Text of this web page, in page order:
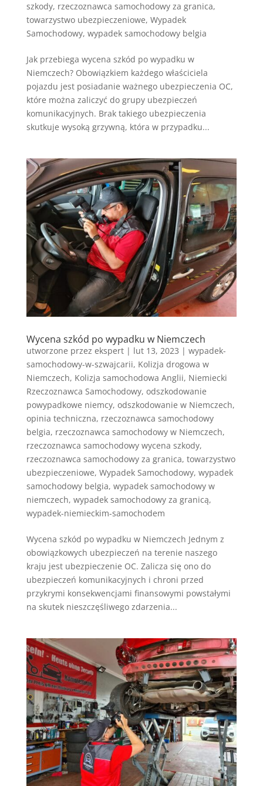
szkody, rzeczoznawca samochodowy za granica,
towarzystwo ubezpieczeniowe, Wypadek
Samochodowy, wypadek samochodowy belgia
Jak przebiega wycena szkód po wypadku w
Niemczech? Obowiązkiem każdego właściciela
pojazdu jest posiadanie ważnego ubezpieczenia OC,
które można zaliczyć do grupy ubezpieczeń
komunikacyjnych. Brak takiego ubezpieczenia
skutkuje wysoką grzywną, która w przypadku...
Wycena szkód po wypadku w Niemczech
utworzone przez ekspert| lut 13, 2023 | wypadek-
samochodowy-w-szwajcarii, Kolizja drogowa w
Niemczech, Kolizja samochodowa Anglii, Niemiecki
Rzeczoznawca Samochodowy, odszkodowanie
powypadkowe niemcy, odszkodowanie w Niemczech,
opinia techniczna, rzeczoznawca samochodowy
belgia, rzeczoznawca samochodowy w Niemczech,
rzeczoznawca samochodowy wycena szkody,
rzeczoznawca samochodowy za granica, towarzystwo
ubezpieczeniowe, Wypadek Samochodowy, wypadek
samochodowy belgia, wypadek samochodowy w
niemczech, wypadek samochodowy za granicą,
wypadek-niemieckim-samochodem
Wycena szkód po wypadku w Niemczech Jednym z
obowiązkowych ubezpieczeń na terenie naszego
kraju jest ubezpieczenie OC. Zalicza się ono do
ubezpieczeń komunikacyjnych i chroni przed
przykrymi konsekwencjami finansowymi powstałymi
na skutek nieszczęśliwego zdarzenia...